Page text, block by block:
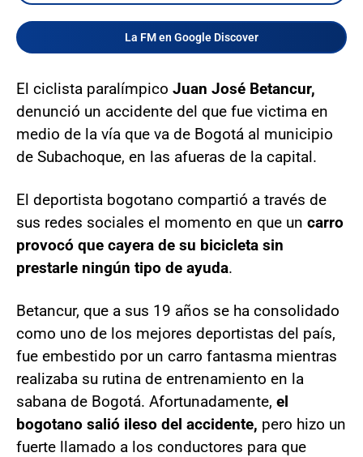
La FM en Google Discover
El ciclista paralímpico Juan José Betancur,
denunció un accidente del que fue victima en
medio de la vía que va de Bogotá al municipio
de Subachoque, en las afueras de la capital.
El deportista bogotano compartió a través de
sus redes sociales el momento en que un carro
provocó que cayera de su bicicleta sin
prestarle ningún tipo de ayuda.
Betancur, que a sus 19 años se ha consolidado
como uno de los mejores deportistas del país,
fue embestido por un carro fantasma mientras
realizaba su rutina de entrenamiento en la
sabana de Bogotá. Afortunadamente, el
bogotano salió ileso del accidente, pero hizo un
fuerte llamado a los conductores para que